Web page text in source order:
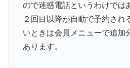
ので迷惑電話というわけでは
２回目以降が自動で予約され
いときは会員メニューで追加
あります。